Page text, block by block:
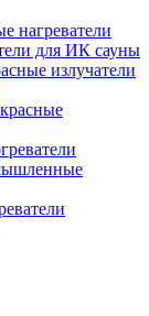
нагреватели
для ИК сауны
излучатели